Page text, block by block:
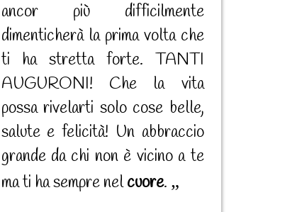
ancor più difficilmente
dimenticherà la prima volta che
ti ha stretta forte. TANTI
AUGURONI! Che la vita
possa rivelarti solo cose belle,
salute e felicità! Un abbraccio
grande da chi non è vicino a te
ma ti ha sempre nelcuore.